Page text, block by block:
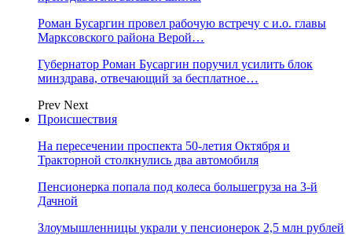
Роман Бусаргин провел рабочую встречу с и.о. главы
Марксовского района Верой…
Губернатор Роман Бусаргин поручил усилить блок
минздрава, отвечающий за бесплатное…
Prev Next
Происшествия
На пересечении проспекта 50-летия Октября и
Тракторной столкнулись два автомобиля
Пенсионерка попала под колеса большегруза на 3-й
Дачной
Злоумышленницы украли у пенсионерок 2,5 млн рублей